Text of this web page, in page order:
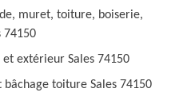
muret, toiture, boiserie,
74150
extérieur Sales 74150
bâchage toiture Sales 74150